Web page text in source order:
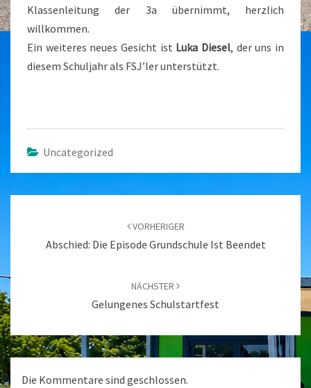
Klassenleitung der 3a übernimmt, herzlich
willkommen.
Ein weiteres neues Gesicht ist Luka Diesel, der uns in
diesem Schuljahr als FSJ’ler unterstützt.
Uncategorized
VORHERIGER
Abschied: Die Episode Grundschule Ist Beendet
NÄCHSTER
Gelungenes Schulstartfest
Die Kommentare sind geschlossen.